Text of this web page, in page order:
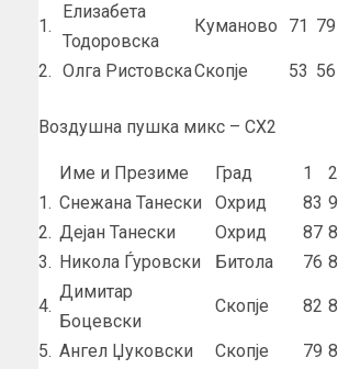
1.
Елизабета
Тодоровска
Куманово 71 79
2. Олга РистовскаСкопје 53 56
Воздушна пушка микс – СХ2
Име и Презиме Град 1 2
1. Снежана Танески Охрид 83
2. Дејан Танески Охрид 87
3. Никола Ѓуровски Битола 76
4.
Димитар
Боцевски
Скопје 82
5. Ангел Џуковски Скопје 79